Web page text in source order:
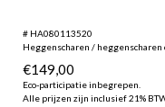
# HA080113520
Heggenscharen / heggenscharen
€149,00
Eco-participatie inbegrepen.
Alle prijzen zijn inclusief 21%